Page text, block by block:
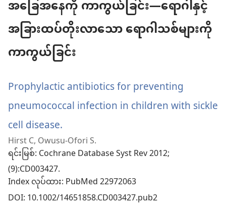
အခြေအနေကို ကာကွယ်ခြင်း—ရောဂါနှင့်
အခြားထပ်တိုးလာသော ရောဂါသစ်များကို
ကာကွယ်ခြင်း
Prophylactic antibiotics for preventing
pneumococcal infection in children with sickle
cell disease.
အသစ်
င့်
နေ
Hirst C, Owusu-Ofori S.
ရင်းမြစ်‎: Cochrane Database Syst Rev 2012;
(9):CD003427.
Index လုပ်ထား‎: PubMed 22972063
DOI‎: 10.1002/14651858.CD003427.pub2